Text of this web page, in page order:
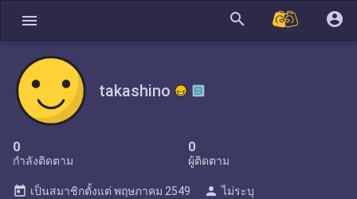
menu search account_circle
takashino
0
กำลังติดตาม
0
ผู้ติดตาม
today เป็นสมาชิกตั้งแต่ พฤษภาคม 2549 person ไม่ระบุ